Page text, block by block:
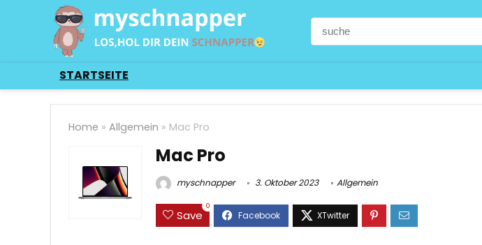
STARTSEITE
Home » Allgemein » Mac Pro
Mac Pro
myschnapper 3. Oktober 2023 Allgemein
Save
0